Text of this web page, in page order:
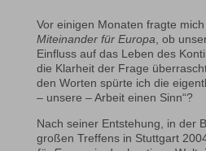
Vor einigen Monaten fragte
Miteinander für Europa , ob
Einfluss auf das Leben des
die Klarheit der Frage
den Worten spürte ich die
– unsere – Arbeit einen Sinn“?
Nach seiner Entstehung, in der
großen Treffens in Stuttgart